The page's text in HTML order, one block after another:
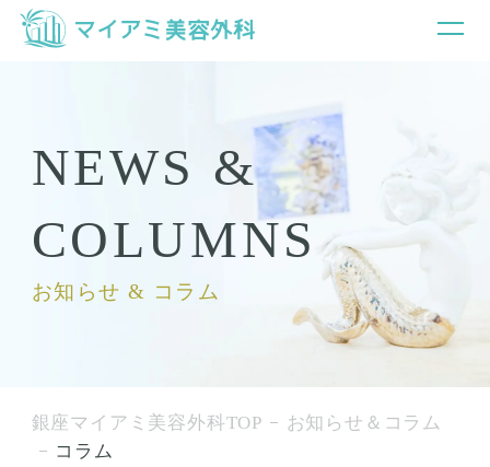
NEWS &
COLUMNS
お知らせ & コラム
銀座マイアミ美容外科TOP
お知らせ＆コラム
コラム